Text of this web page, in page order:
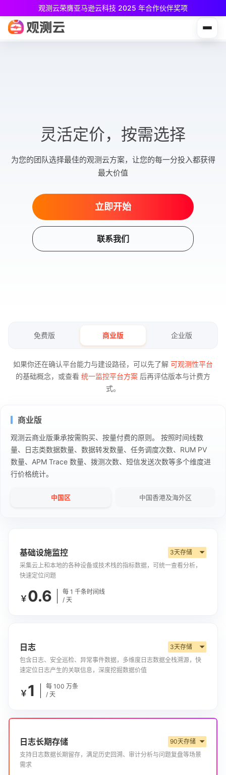
观测云荣膺亚马逊云科技 2025 年合作伙伴奖项
专为中小团队与个人开发者设计，立享强大可观测能力
灵活定价，按需选择
为您的团队选择最佳的观测云方案，让您的每一分投入都获得
最大价值
立即开始
联系我们
免费版 商业版 企业版
如果你还在确认平台能力与建设路径，可以先了解 可观测性平台
的基础概念，或查看 统一监控平台方案 后再评估版本与计费方
式。
商业版
观测云商业版秉承按需购买、按量付费的原则。 按照时间线数
量、日志类数据数量、数据转发数量、任务调度次数、RUM PV
数量、APM Trace 数量、拨测次数、短信发送次数等多个维度进
行价格统计。
中国区 中国香港及海外区
基础设施监控 3天存储 ▼
采集云上和本地的各种设备或技术栈的指标数据，可统一查看分析，
快速定位问题
￥ 0.6
每 1 千条时间线
/ 天
日志 3天存储 ▼
包含日志、安全巡检、异常事件数据，多维度日志数据全栈溯源，快
速定位日志产生的关联信息，深度挖掘数据价值
￥ 1
每 100 万条
/ 天
日志长期存储 90天存储 ▼
支持日志数据长期留存，满足历史回溯、审计分析与问题复盘等场景
需求